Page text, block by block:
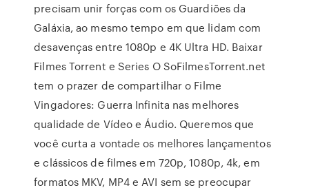
precisam unir forças com os Guardiões da
Galáxia, ao mesmo tempo em que lidam com
desavenças entre 1080p e 4K Ultra HD. Baixar
Filmes Torrent e Series O SoFilmesTorrent.net
tem o prazer de compartilhar o Filme
Vingadores: Guerra Infinita nas melhores
qualidade de Vídeo e Áudio. Queremos que
você curta a vontade os melhores lançamentos
e clássicos de filmes em 720p, 1080p, 4k, em
formatos MKV, MP4 e AVI sem se preocupar